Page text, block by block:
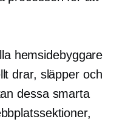
hemsidebyggare
drar, släpper och
dessa smarta